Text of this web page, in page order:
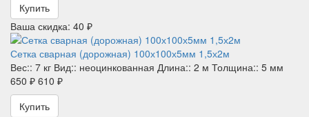
Купить
Ваша скидка: 40 ₽
Сетка сварная (дорожная) 100х100х5мм 1,5х2м
Вес:: 7 кг Вид:: неоцинкованная Длина:: 2 м Толщина:: 5 мм
650 ₽ 610 ₽
Купить